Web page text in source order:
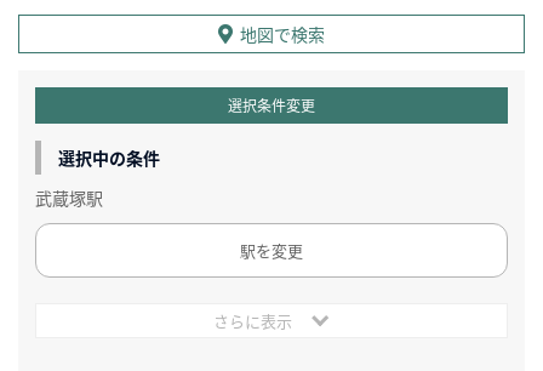
地図で検索
選択条件変更
選択中の条件
武蔵塚駅
駅を変更
さらに表示